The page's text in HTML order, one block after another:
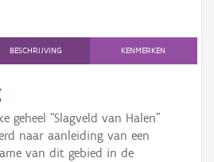
BESCHRIJVING KENMERKEN
geheel “Slagveld van Halen”
naar aanleiding van een
van dit gebied in de